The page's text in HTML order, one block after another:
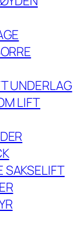
UNDERLAG
LIFT
SAKSELIFT